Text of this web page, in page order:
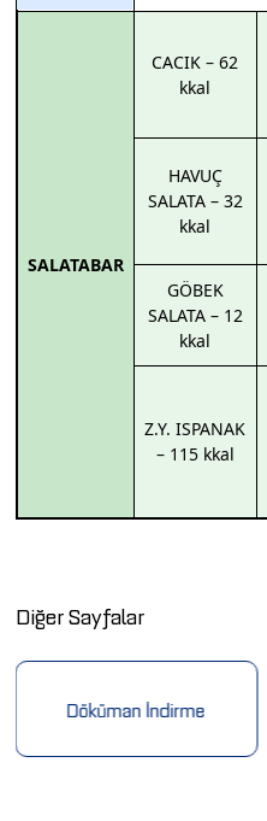
SALATABAR
CACIK – 62
kkal
HAVUÇ
SALATA – 32
kkal
GÖBEK
SALATA – 12
kkal
Z.Y. ISPANAK
– 115 kkal
Diğer Sayfalar
Döküman İndirme